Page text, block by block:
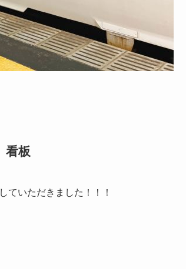
看板
ていただきました！！！